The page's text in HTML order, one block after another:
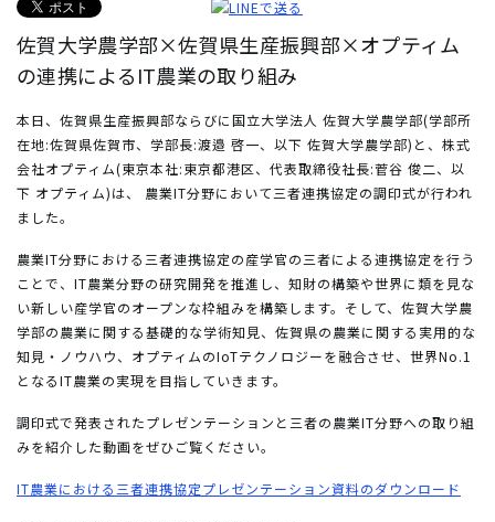
佐賀大学農学部×佐賀県生産振興部×オプティム
の連携によるIT農業の取り組み
本日、佐賀県生産振興部ならびに国立大学法人 佐賀大学農学部(学部所
在地:佐賀県佐賀市、学部長:渡邉 啓一、以下 佐賀大学農学部)と、株式
会社オプティム(東京本社:東京都港区、代表取締役社長:菅谷 俊二、以
下 オプティム)は、 農業IT分野において三者連携協定の調印式が行われ
ました。
農業IT分野における三者連携協定の産学官の三者による連携協定を行う
ことで、IT農業分野の研究開発を推進し、知財の構築や世界に類を見な
い新しい産学官のオープンな枠組みを構築します。そして、佐賀大学農
学部の農業に関する基礎的な学術知見、佐賀県の農業に関する実用的な
知見・ノウハウ、オプティムのIoTテクノロジーを融合させ、世界No.1
となるIT農業の実現を目指していきます。
調印式で発表されたプレゼンテーションと三者の農業IT分野への取り組
みを紹介した動画をぜひご覧ください。
IT農業における三者連携協定プレゼンテーション資料のダウンロード